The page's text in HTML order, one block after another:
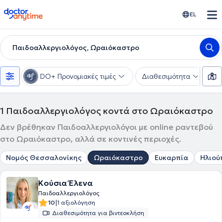
doctoranytime EL
Παιδοαλλεργιολόγος, Ωραιόκαστρο
DO+ Προνομιακές τιμές Διαθεσιμότητα
1 Παιδοαλλεργιολόγος κοντά στο Ωραιόκαστρο
Δεν βρέθηκαν Παιδοαλλεργιολόγοι με online ραντεβού
στο Ωραιόκαστρο, αλλά σε κοντινές περιοχές.
Νομός Θεσσαλονίκης Ωραιόκαστρο Ευκαρπία
Κούσια Έλενα
Παιδοαλλεργιολόγος
10|1 αξιολόγηση
Διαθεσιμότητα για βιντεοκλήση